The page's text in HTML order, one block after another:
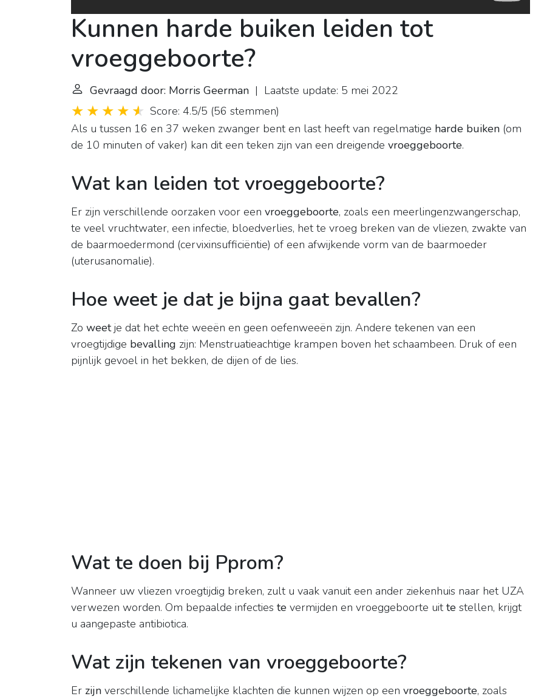
Kunnen harde buiken leiden tot
vroeggeboorte?
Gevraagd door: Morris Geerman | Laatste update: 5 mei 2022
Score: 4.5/5 (56 stemmen)
Als u tussen 16 en 37 weken zwanger bent en last heeft van regelmatige harde buiken (om
de 10 minuten of vaker) kan dit een teken zijn van een dreigende vroeggeboorte.
Wat kan leiden tot vroeggeboorte?
Er zijn verschillende oorzaken voor een vroeggeboorte, zoals een meerlingenzwangerschap,
te veel vruchtwater, een infectie, bloedverlies, het te vroeg breken van de vliezen, zwakte van
de baarmoedermond (cervixinsufficiëntie) of een afwijkende vorm van de baarmoeder
(uterusanomalie).
Hoe weet je dat je bijna gaat bevallen?
Zo weetje dat het echte weeën en geen oefenweeën zijn. Andere tekenen van een
vroegtijdige bevalling zijn: Menstruatieachtige krampen boven het schaambeen. Druk of een
pijnlijk gevoel in het bekken, de dijen of de lies.
Wat te doen bij Pprom?
Wanneer uw vliezen vroegtijdig breken, zult u vaak vanuit een ander ziekenhuis naar het UZA
verwezen worden. Om bepaalde infecties te vermijden en vroeggeboorte uitte stellen, krijgt
u aangepaste antibiotica.
Wat zijn tekenen van vroeggeboorte?
Er zijn verschillende lichamelijke klachten die kunnen wijzen op een vroeggeboorte, zoals